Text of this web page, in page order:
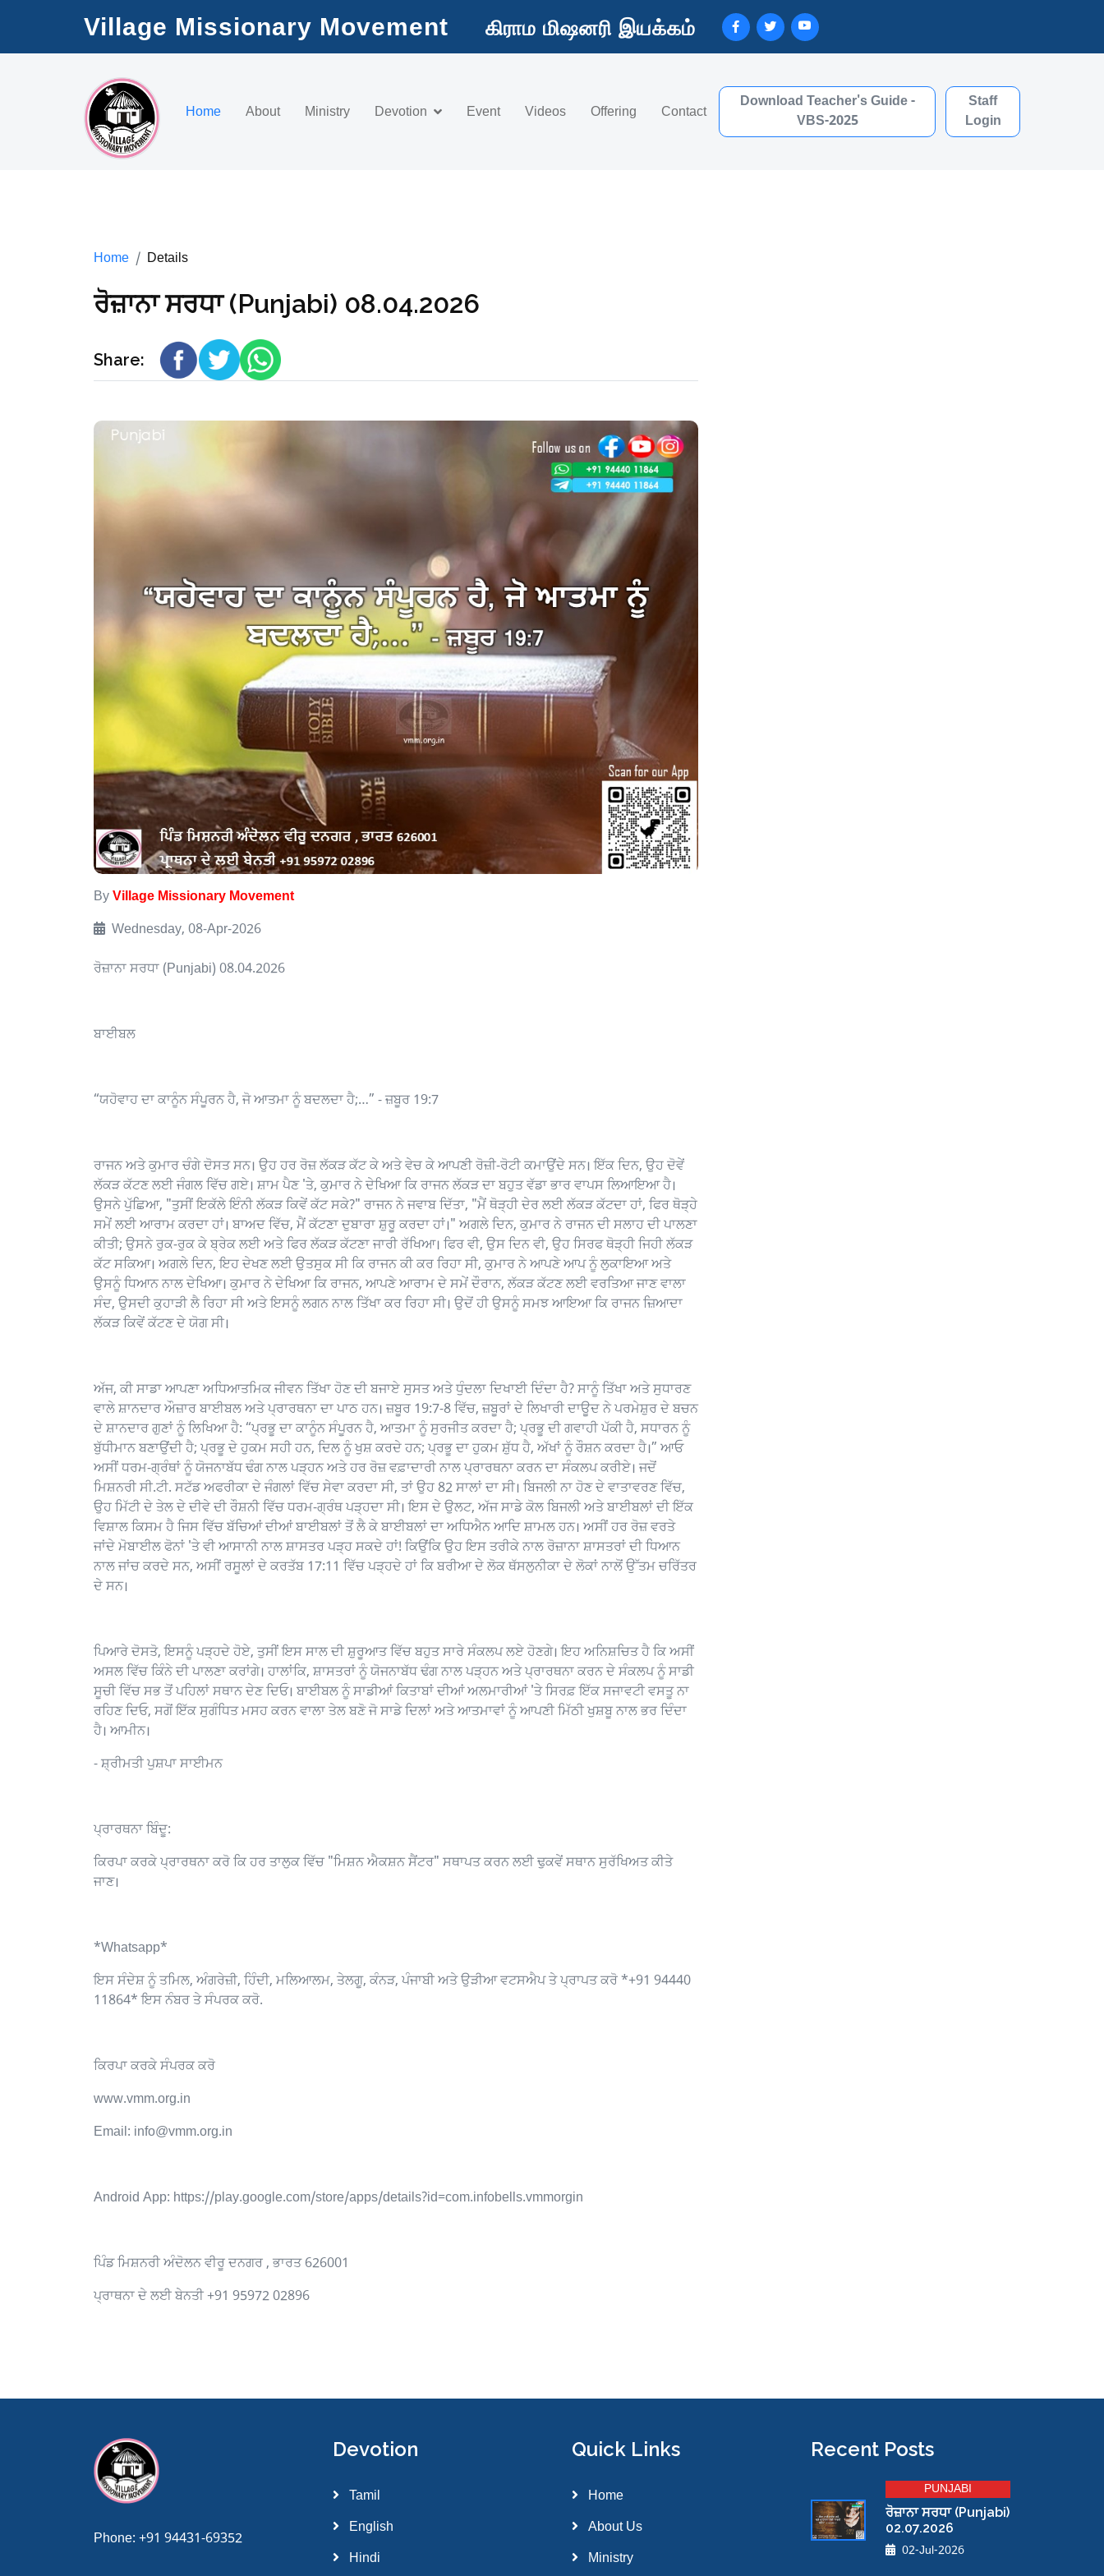
Village Missionary Movement கிராம மிஷனரி இயக்கம்
Home About Ministry Devotion Event Videos Offering Contact
Download Teacher's Guide -
VBS-2025
Staff
Login
Home Details
ਰੋਜ਼ਾਨਾ ਸਰਧਾ (Punjabi) 08.04.2026
Share:
By Village Missionary Movement
Wednesday, 08-Apr-2026
ਰੋਜ਼ਾਨਾ ਸਰਧਾ (Punjabi) 08.04.2026
ਬਾਈਬਲ
“ਯਹੋਵਾਹ ਦਾ ਕਾਨੂੰਨ ਸੰਪੂਰਨ ਹੈ, ਜੋ ਆਤਮਾ ਨੂੰ ਬਦਲਦਾ ਹੈ;…” - ਜ਼ਬੂਰ 19:7
ਰਾਜਨ ਅਤੇ ਕੁਮਾਰ ਚੰਗੇ ਦੋਸਤ ਸਨ। ਉਹ ਹਰ ਰੋਜ਼ ਲੱਕੜ ਕੱਟ ਕੇ ਅਤੇ ਵੇਚ ਕੇ ਆਪਣੀ ਰੋਜ਼ੀ-ਰੋਟੀ ਕਮਾਉਂਦੇ ਸਨ। ਇੱਕ ਦਿਨ, ਉਹ ਦੋਵੇਂ
ਲੱਕੜ ਕੱਟਣ ਲਈ ਜੰਗਲ ਵਿੱਚ ਗਏ। ਸ਼ਾਮ ਪੈਣ 'ਤੇ, ਕੁਮਾਰ ਨੇ ਦੇਖਿਆ ਕਿ ਰਾਜਨ ਲੱਕੜ ਦਾ ਬਹੁਤ ਵੱਡਾ ਭਾਰ ਵਾਪਸ ਲਿਆਇਆ ਹੈ।
ਉਸਨੇ ਪੁੱਛਿਆ, "ਤੁਸੀਂ ਇਕੱਲੇ ਇੰਨੀ ਲੱਕੜ ਕਿਵੇਂ ਕੱਟ ਸਕੇ?" ਰਾਜਨ ਨੇ ਜਵਾਬ ਦਿੱਤਾ, "ਮੈਂ ਥੋੜ੍ਹੀ ਦੇਰ ਲਈ ਲੱਕੜ ਕੱਟਦਾ ਹਾਂ, ਫਿਰ ਥੋੜ੍ਹੇ
ਸਮੇਂ ਲਈ ਆਰਾਮ ਕਰਦਾ ਹਾਂ। ਬਾਅਦ ਵਿੱਚ, ਮੈਂ ਕੱਟਣਾ ਦੁਬਾਰਾ ਸ਼ੁਰੂ ਕਰਦਾ ਹਾਂ।" ਅਗਲੇ ਦਿਨ, ਕੁਮਾਰ ਨੇ ਰਾਜਨ ਦੀ ਸਲਾਹ ਦੀ ਪਾਲਣਾ
ਕੀਤੀ; ਉਸਨੇ ਰੁਕ-ਰੁਕ ਕੇ ਬ੍ਰੇਕ ਲਈ ਅਤੇ ਫਿਰ ਲੱਕੜ ਕੱਟਣਾ ਜਾਰੀ ਰੱਖਿਆ। ਫਿਰ ਵੀ, ਉਸ ਦਿਨ ਵੀ, ਉਹ ਸਿਰਫ ਥੋੜ੍ਹੀ ਜਿਹੀ ਲੱਕੜ
ਕੱਟ ਸਕਿਆ। ਅਗਲੇ ਦਿਨ, ਇਹ ਦੇਖਣ ਲਈ ਉਤਸੁਕ ਸੀ ਕਿ ਰਾਜਨ ਕੀ ਕਰ ਰਿਹਾ ਸੀ, ਕੁਮਾਰ ਨੇ ਆਪਣੇ ਆਪ ਨੂੰ ਲੁਕਾਇਆ ਅਤੇ
ਉਸਨੂੰ ਧਿਆਨ ਨਾਲ ਦੇਖਿਆ। ਕੁਮਾਰ ਨੇ ਦੇਖਿਆ ਕਿ ਰਾਜਨ, ਆਪਣੇ ਆਰਾਮ ਦੇ ਸਮੇਂ ਦੌਰਾਨ, ਲੱਕੜ ਕੱਟਣ ਲਈ ਵਰਤਿਆ ਜਾਣ ਵਾਲਾ
ਸੰਦ, ਉਸਦੀ ਕੁਹਾੜੀ ਲੈ ਰਿਹਾ ਸੀ ਅਤੇ ਇਸਨੂੰ ਲਗਨ ਨਾਲ ਤਿੱਖਾ ਕਰ ਰਿਹਾ ਸੀ। ਉਦੋਂ ਹੀ ਉਸਨੂੰ ਸਮਝ ਆਇਆ ਕਿ ਰਾਜਨ ਜ਼ਿਆਦਾ
ਲੱਕੜ ਕਿਵੇਂ ਕੱਟਣ ਦੇ ਯੋਗ ਸੀ।
ਅੱਜ, ਕੀ ਸਾਡਾ ਆਪਣਾ ਅਧਿਆਤਮਿਕ ਜੀਵਨ ਤਿੱਖਾ ਹੋਣ ਦੀ ਬਜਾਏ ਸੁਸਤ ਅਤੇ ਧੁੰਦਲਾ ਦਿਖਾਈ ਦਿੰਦਾ ਹੈ? ਸਾਨੂੰ ਤਿੱਖਾ ਅਤੇ ਸੁਧਾਰਣ
ਵਾਲੇ ਸ਼ਾਨਦਾਰ ਔਜ਼ਾਰ ਬਾਈਬਲ ਅਤੇ ਪ੍ਰਾਰਥਨਾ ਦਾ ਪਾਠ ਹਨ। ਜ਼ਬੂਰ 19:7-8 ਵਿੱਚ, ਜ਼ਬੂਰਾਂ ਦੇ ਲਿਖਾਰੀ ਦਾਊਦ ਨੇ ਪਰਮੇਸ਼ੁਰ ਦੇ ਬਚਨ
ਦੇ ਸ਼ਾਨਦਾਰ ਗੁਣਾਂ ਨੂੰ ਲਿਖਿਆ ਹੈ: “ਪ੍ਰਭੂ ਦਾ ਕਾਨੂੰਨ ਸੰਪੂਰਨ ਹੈ, ਆਤਮਾ ਨੂੰ ਸੁਰਜੀਤ ਕਰਦਾ ਹੈ; ਪ੍ਰਭੂ ਦੀ ਗਵਾਹੀ ਪੱਕੀ ਹੈ, ਸਧਾਰਨ ਨੂੰ
ਬੁੱਧੀਮਾਨ ਬਣਾਉਂਦੀ ਹੈ; ਪ੍ਰਭੂ ਦੇ ਹੁਕਮ ਸਹੀ ਹਨ, ਦਿਲ ਨੂੰ ਖੁਸ਼ ਕਰਦੇ ਹਨ; ਪ੍ਰਭੂ ਦਾ ਹੁਕਮ ਸ਼ੁੱਧ ਹੈ, ਅੱਖਾਂ ਨੂੰ ਰੌਸ਼ਨ ਕਰਦਾ ਹੈ।” ਆਓ
ਅਸੀਂ ਧਰਮ-ਗ੍ਰੰਥਾਂ ਨੂੰ ਯੋਜਨਾਬੱਧ ਢੰਗ ਨਾਲ ਪੜ੍ਹਨ ਅਤੇ ਹਰ ਰੋਜ਼ ਵਫ਼ਾਦਾਰੀ ਨਾਲ ਪ੍ਰਾਰਥਨਾ ਕਰਨ ਦਾ ਸੰਕਲਪ ਕਰੀਏ। ਜਦੋਂ
ਮਿਸ਼ਨਰੀ ਸੀ.ਟੀ. ਸਟੱਡ ਅਫਰੀਕਾ ਦੇ ਜੰਗਲਾਂ ਵਿੱਚ ਸੇਵਾ ਕਰਦਾ ਸੀ, ਤਾਂ ਉਹ 82 ਸਾਲਾਂ ਦਾ ਸੀ। ਬਿਜਲੀ ਨਾ ਹੋਣ ਦੇ ਵਾਤਾਵਰਣ ਵਿੱਚ,
ਉਹ ਮਿੱਟੀ ਦੇ ਤੇਲ ਦੇ ਦੀਵੇ ਦੀ ਰੌਸ਼ਨੀ ਵਿੱਚ ਧਰਮ-ਗ੍ਰੰਥ ਪੜ੍ਹਦਾ ਸੀ। ਇਸ ਦੇ ਉਲਟ, ਅੱਜ ਸਾਡੇ ਕੋਲ ਬਿਜਲੀ ਅਤੇ ਬਾਈਬਲਾਂ ਦੀ ਇੱਕ
ਵਿਸ਼ਾਲ ਕਿਸਮ ਹੈ ਜਿਸ ਵਿੱਚ ਬੱਚਿਆਂ ਦੀਆਂ ਬਾਈਬਲਾਂ ਤੋਂ ਲੈ ਕੇ ਬਾਈਬਲਾਂ ਦਾ ਅਧਿਐਨ ਆਦਿ ਸ਼ਾਮਲ ਹਨ। ਅਸੀਂ ਹਰ ਰੋਜ਼ ਵਰਤੇ
ਜਾਂਦੇ ਮੋਬਾਈਲ ਫੋਨਾਂ 'ਤੇ ਵੀ ਆਸਾਨੀ ਨਾਲ ਸ਼ਾਸਤਰ ਪੜ੍ਹ ਸਕਦੇ ਹਾਂ! ਕਿਉਂਕਿ ਉਹ ਇਸ ਤਰੀਕੇ ਨਾਲ ਰੋਜ਼ਾਨਾ ਸ਼ਾਸਤਰਾਂ ਦੀ ਧਿਆਨ
ਨਾਲ ਜਾਂਚ ਕਰਦੇ ਸਨ, ਅਸੀਂ ਰਸੂਲਾਂ ਦੇ ਕਰਤੱਬ 17:11 ਵਿੱਚ ਪੜ੍ਹਦੇ ਹਾਂ ਕਿ ਬਰੀਆ ਦੇ ਲੋਕ ਥੱਸਲੁਨੀਕਾ ਦੇ ਲੋਕਾਂ ਨਾਲੋਂ ਉੱਤਮ ਚਰਿੱਤਰ
ਦੇ ਸਨ।
ਪਿਆਰੇ ਦੋਸਤੋ, ਇਸਨੂੰ ਪੜ੍ਹਦੇ ਹੋਏ, ਤੁਸੀਂ ਇਸ ਸਾਲ ਦੀ ਸ਼ੁਰੂਆਤ ਵਿੱਚ ਬਹੁਤ ਸਾਰੇ ਸੰਕਲਪ ਲਏ ਹੋਣਗੇ। ਇਹ ਅਨਿਸ਼ਚਿਤ ਹੈ ਕਿ ਅਸੀਂ
ਅਸਲ ਵਿੱਚ ਕਿੰਨੇ ਦੀ ਪਾਲਣਾ ਕਰਾਂਗੇ। ਹਾਲਾਂਕਿ, ਸ਼ਾਸਤਰਾਂ ਨੂੰ ਯੋਜਨਾਬੱਧ ਢੰਗ ਨਾਲ ਪੜ੍ਹਨ ਅਤੇ ਪ੍ਰਾਰਥਨਾ ਕਰਨ ਦੇ ਸੰਕਲਪ ਨੂੰ ਸਾਡੀ
ਸੂਚੀ ਵਿੱਚ ਸਭ ਤੋਂ ਪਹਿਲਾਂ ਸਥਾਨ ਦੇਣ ਦਿਓ। ਬਾਈਬਲ ਨੂੰ ਸਾਡੀਆਂ ਕਿਤਾਬਾਂ ਦੀਆਂ ਅਲਮਾਰੀਆਂ 'ਤੇ ਸਿਰਫ਼ ਇੱਕ ਸਜਾਵਟੀ ਵਸਤੂ ਨਾ
ਰਹਿਣ ਦਿਓ, ਸਗੋਂ ਇੱਕ ਸੁਗੰਧਿਤ ਮਸਹ ਕਰਨ ਵਾਲਾ ਤੇਲ ਬਣੋ ਜੋ ਸਾਡੇ ਦਿਲਾਂ ਅਤੇ ਆਤਮਾਵਾਂ ਨੂੰ ਆਪਣੀ ਮਿੱਠੀ ਖੁਸ਼ਬੂ ਨਾਲ ਭਰ ਦਿੰਦਾ
ਹੈ। ਆਮੀਨ।
- ਸ਼੍ਰੀਮਤੀ ਪੁਸ਼ਪਾ ਸਾਈਮਨ
ਪ੍ਰਾਰਥਨਾ ਬਿੰਦੂ:
ਕਿਰਪਾ ਕਰਕੇ ਪ੍ਰਾਰਥਨਾ ਕਰੋ ਕਿ ਹਰ ਤਾਲੁਕ ਵਿੱਚ "ਮਿਸ਼ਨ ਐਕਸ਼ਨ ਸੈਂਟਰ" ਸਥਾਪਤ ਕਰਨ ਲਈ ਢੁਕਵੇਂ ਸਥਾਨ ਸੁਰੱਖਿਅਤ ਕੀਤੇ
ਜਾਣ।
*Whatsapp*
ਇਸ ਸੰਦੇਸ਼ ਨੂੰ ਤਮਿਲ, ਅੰਗਰੇਜ਼ੀ, ਹਿੰਦੀ, ਮਲਿਆਲਮ, ਤੇਲਗੂ, ਕੰਨੜ, ਪੰਜਾਬੀ ਅਤੇ ਉੜੀਆ ਵਟਸਐਪ ਤੇ ਪ੍ਰਾਪਤ ਕਰੋ *+91 94440
11864* ਇਸ ਨੰਬਰ ਤੇ ਸੰਪਰਕ ਕਰੋ.
ਕਿਰਪਾ ਕਰਕੇ ਸੰਪਰਕ ਕਰੋ
www.vmm.org.in
Email: info@vmm.org.in
Android App: https://play.google.com/store/apps/details?id=com.infobells.vmmorgin
ਪਿੰਡ ਮਿਸ਼ਨਰੀ ਅੰਦੋਲਨ ਵੀਰੂ ਦਨਗਰ , ਭਾਰਤ 626001
ਪ੍ਰਾਥਨਾ ਦੇ ਲਈ ਬੇਨਤੀ +91 95972 02896
grandpashabet giriş grandpashabet güncel giriş grandpashabet güncel grandpashabet grandpashabet giriş grandpashabet giriş
Phone: +91 94431-69352
Devotion
Tamil
English
Hindi
Quick Links
Home
About Us
Ministry
Recent Posts
PUNJABI
ਰੋਜ਼ਾਨਾ ਸਰਧਾ (Punjabi)
02.07.2026
02-Jul-2026